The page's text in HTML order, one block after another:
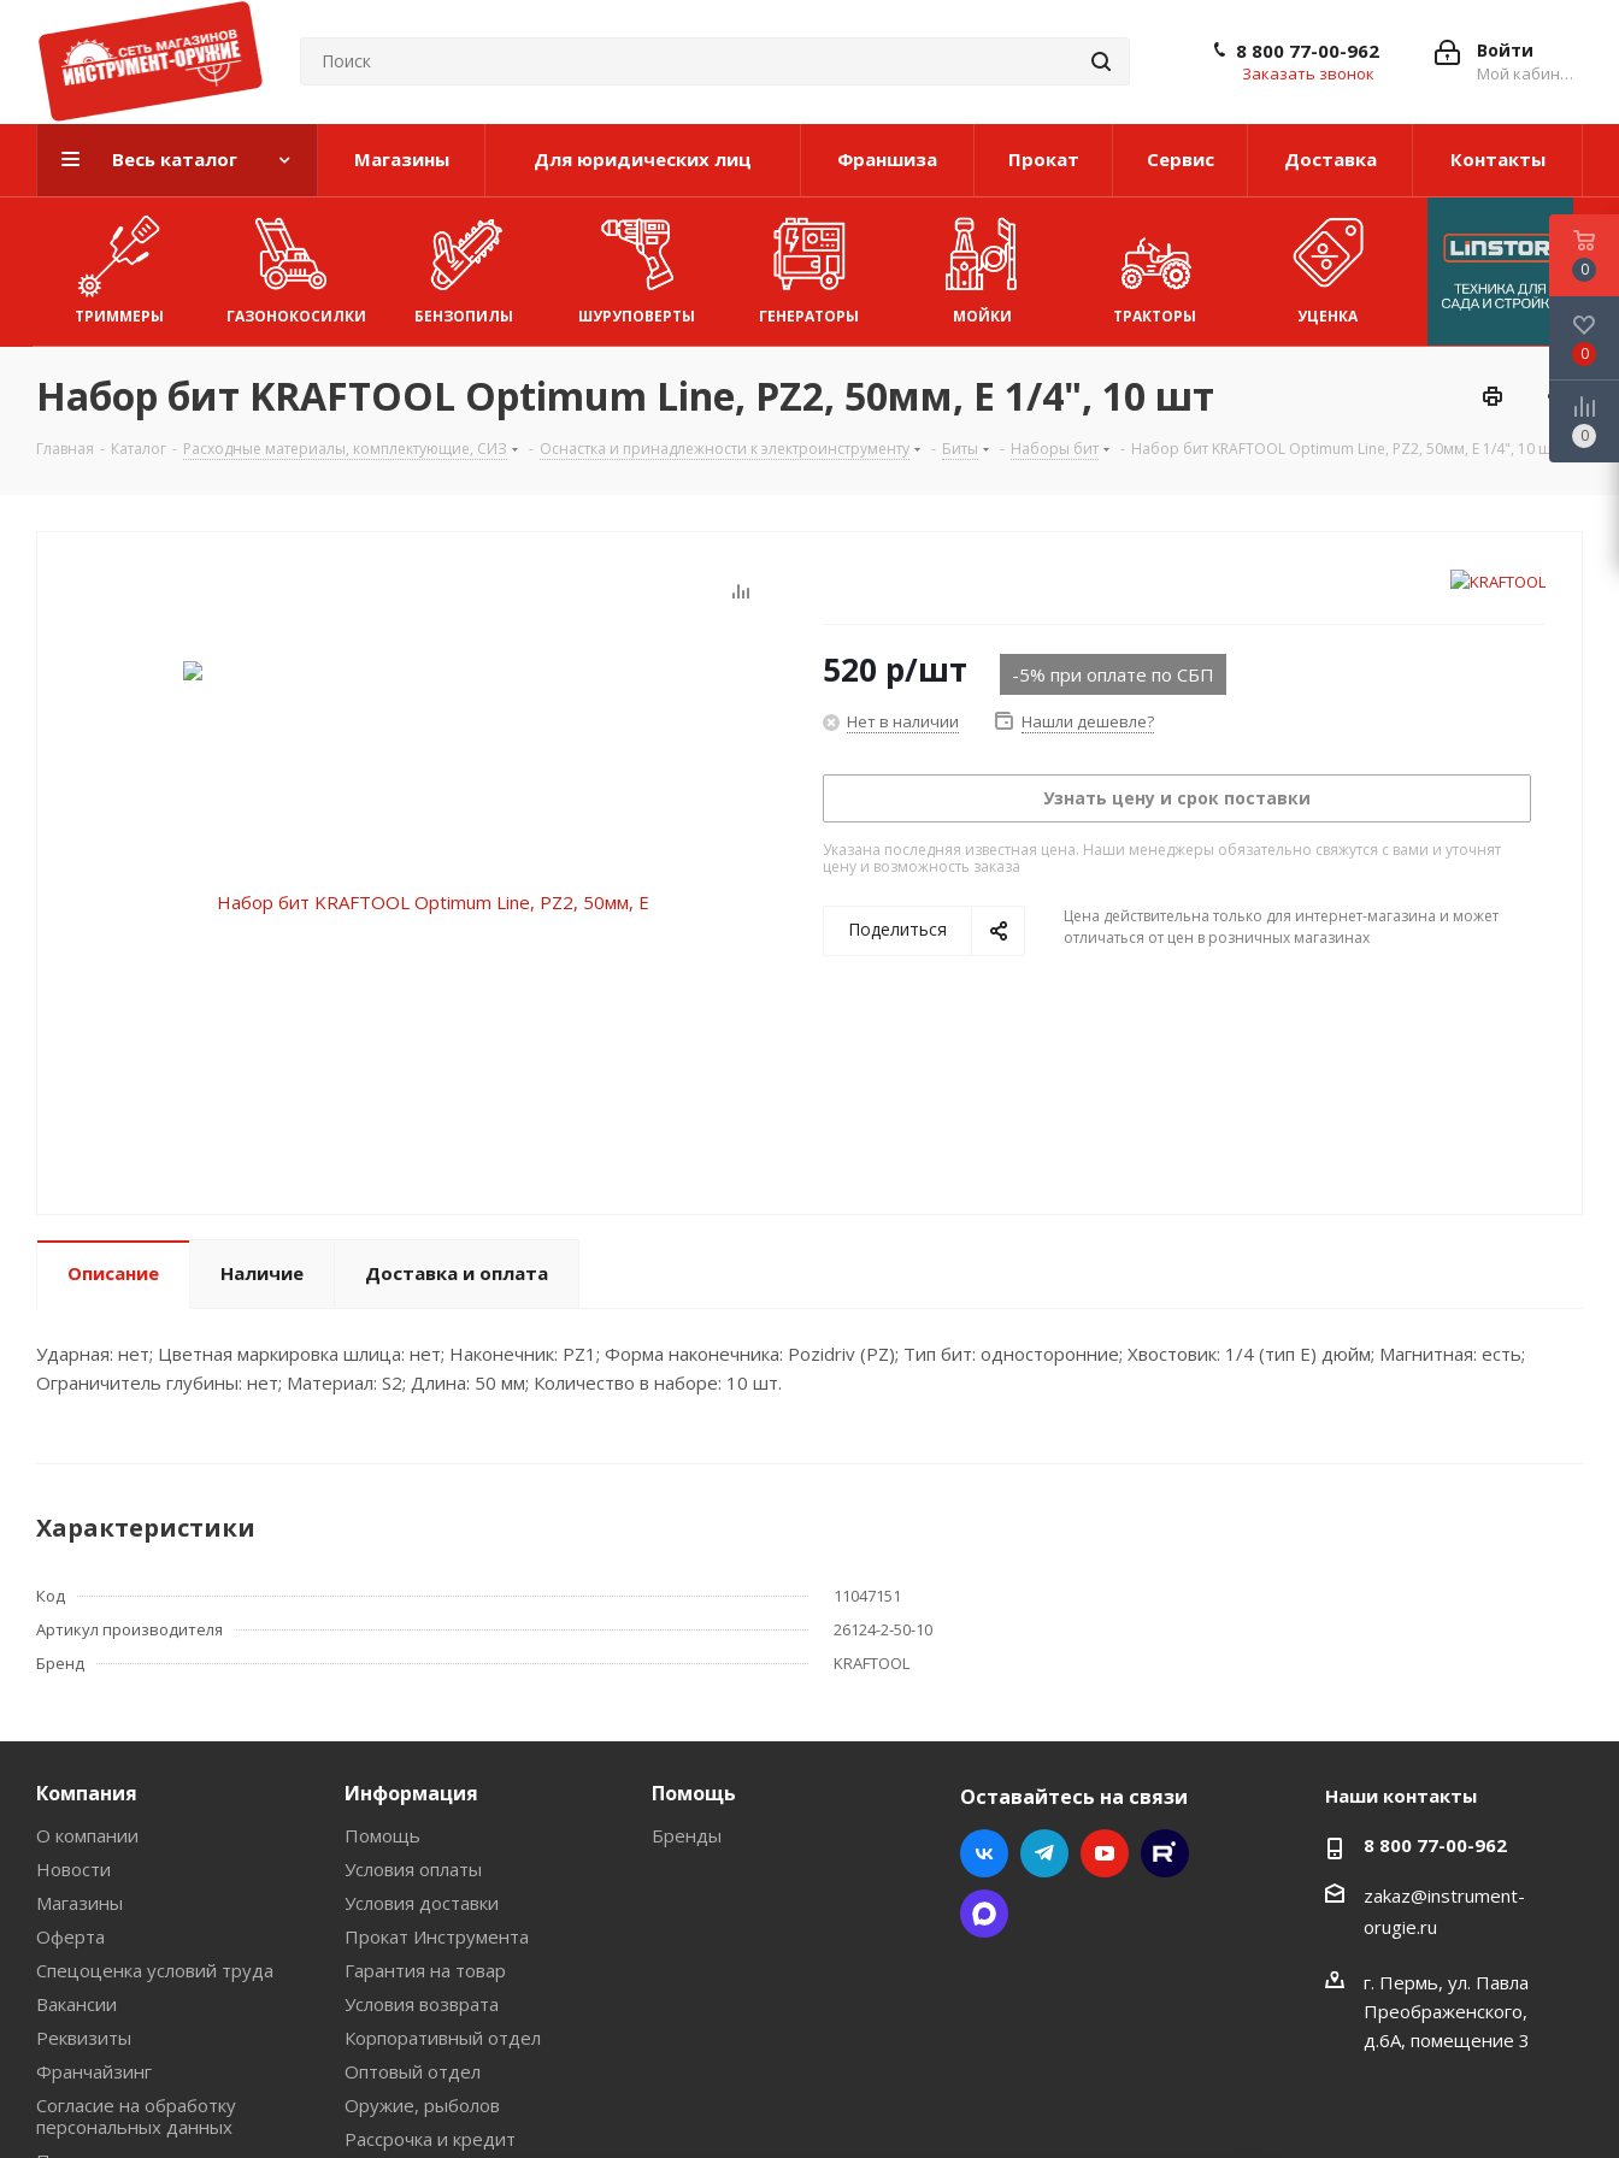
Войти
Мой кабинет
8 800 77-00-962
Заказать звонок
Весь каталог Магазины Для юридических лиц Франшиза Прокат Сервис Доставка Контакты
ТРИММЕРЫ ГАЗОНОКОСИЛКИ БЕНЗОПИЛЫ ШУРУПОВЕРТЫ ГЕНЕРАТОРЫ МОЙКИ ТРАКТОРЫ УЦЕНКА
Набор бит KRAFTOOL Optimum Line, PZ2, 50мм, E 1/4", 10 шт
Главная - Каталог - Расходные материалы, комплектующие, СИЗ - Оснастка и принадлежности к электроинструменту - Биты - Наборы бит - Набор бит KRAFTOOL Optimum Line, PZ2, 50мм, E 1/4", 10 шт
520 р/шт -5% при оплате по СБП
Нет в наличии Нашли дешевле?
Узнать цену и срок поставки
Указана последняя известная цена. Наши менеджеры обязательно свяжутся с вами и уточнят
цену и возможность заказа
Поделиться
Цена действительна только для интернет-магазина и может
отличаться от цен в розничных магазинах
Описание Наличие Доставка и оплата
Ударная: нет; Цветная маркировка шлица: нет; Наконечник: PZ1; Форма наконечника: Pozidriv (PZ); Тип бит: односторонние; Хвостовик: 1/4 (тип Е) дюйм; Магнитная: есть;
Ограничитель глубины: нет; Материал: S2; Длина: 50 мм; Количество в наборе: 10 шт.
Характеристики
Код
11047151
Артикул производителя
26124-2-50-10
Бренд
KRAFTOOL
Компания
О компании
Новости
Магазины
Оферта
Спецоценка условий труда
Вакансии
Реквизиты
Франчайзинг
Согласие на обработку
персональных данных
Информация
Помощь
Условия оплаты
Условия доставки
Прокат Инструмента
Гарантия на товар
Условия возврата
Корпоративный отдел
Оптовый отдел
Оружие, рыболов
Рассрочка и кредит
Помощь
Бренды
Оставайтесь на связи Наши контакты
8 800 77-00-962
zakaz@instrument-
orugie.ru
г. Пермь, ул. Павла
Преображенского,
д.6А, помещение 3
0
0
0